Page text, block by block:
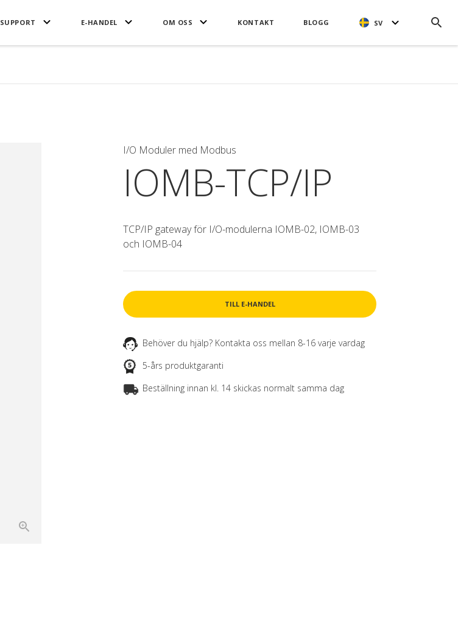
SUPPORT E-HANDEL OM OSS KONTAKT BLOGG SV
I/O Moduler med Modbus
IOMB-TCP/IP
TCP/IP gateway för I/O-modulerna IOMB-02, IOMB-03
och IOMB-04
TILL E-HANDEL
Behöver du hjälp? Kontakta oss mellan 8-16 varje vardag
5-års produktgaranti
Beställning innan kl. 14 skickas normalt samma dag